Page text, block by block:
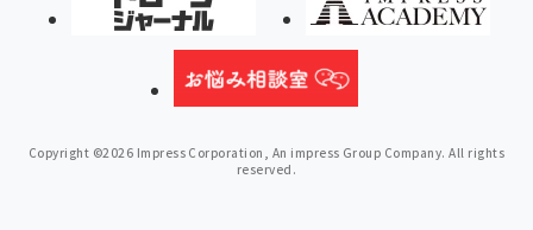
Copyright ©2026 Impress Corporation, An impress Group Company. All rights
reserved.